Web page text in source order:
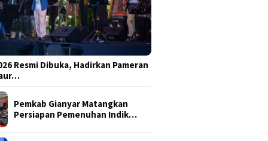
Resmi Dibuka, Hadirkan Pameran
Pemkab Gianyar Matangkan
Persiapan Pemenuhan Indik…